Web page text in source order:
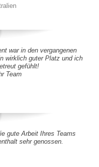
war in den vergangenen
wirklich guter Platz und ich
gefühlt!
Team
gute Arbeit Ihres Teams
sehr genossen.